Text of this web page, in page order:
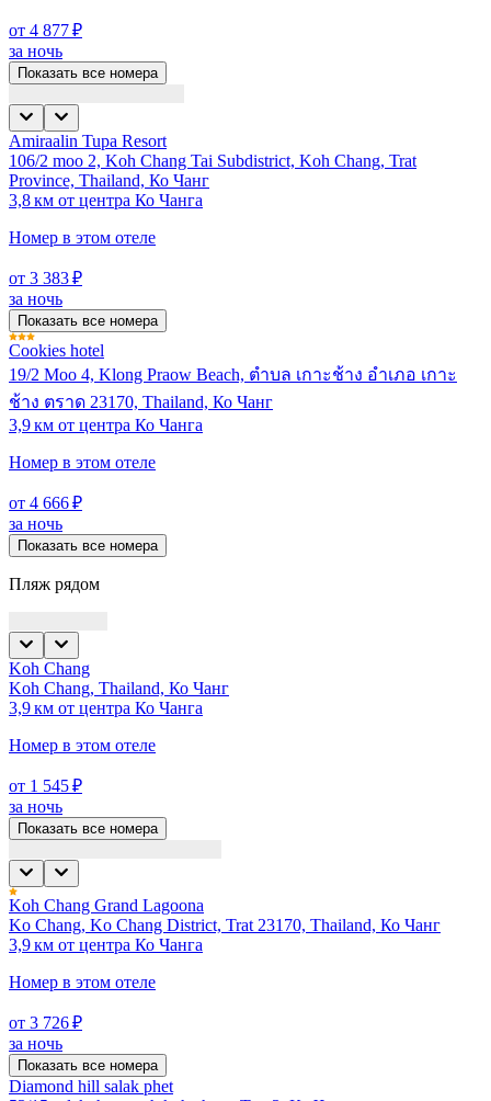
от 4 877 ₽
за ночь
Показать все номера
Amiraalin Tupa Resort
106/2 moo 2, Koh Chang Tai Subdistrict, Koh Chang, Trat
Province, Thailand, Ко Чанг
3,8 км от центра Ко Чанга
Номер в этом отеле
от 3 383 ₽
за ночь
Показать все номера
Cookies hotel
19/2 Moo 4, Klong Praow Beach, ตำบล เกาะช้าง อำเภอ เกาะ
ช้าง ตราด 23170, Thailand, Ко Чанг
3,9 км от центра Ко Чанга
Номер в этом отеле
от 4 666 ₽
за ночь
Показать все номера
Пляж рядом
Koh Chang
Koh Chang, Thailand, Ко Чанг
3,9 км от центра Ко Чанга
Номер в этом отеле
от 1 545 ₽
за ночь
Показать все номера
Koh Chang Grand Lagoona
Ko Chang, Ko Chang District, Trat 23170, Thailand, Ко Чанг
3,9 км от центра Ко Чанга
Номер в этом отеле
от 3 726 ₽
за ночь
Показать все номера
Diamond hill salak phet